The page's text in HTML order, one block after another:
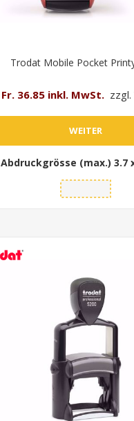
Trodat Mobile Pocket
Fr. 36.85 inkl. MwSt.
WEITER
Abdruckgrösse (max.) 3.7